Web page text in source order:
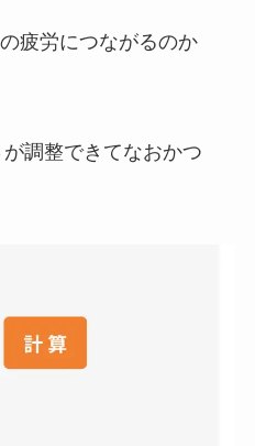
疲労につながるのか
調整できてなおかつ